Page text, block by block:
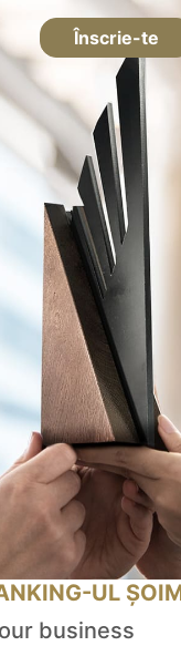
Înscrie-te
UL
business